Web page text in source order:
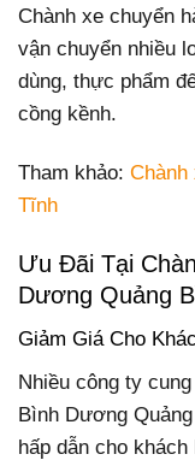
Chành xe chuyển
vận chuyển nhiều
dùng, thực phẩm
cồng kềnh.
Tham khảo: Chành
Tĩnh
Ưu Đãi Tại
Dương Quảng
Giảm Giá Cho
Nhiều công ty
Bình Dương
hấp dẫn cho